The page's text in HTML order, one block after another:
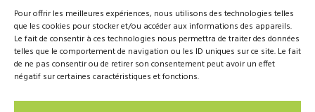
Pour offrir les meilleures expériences, nous utilisons des technologies telles
que les cookies pour stocker et/ou accéder aux informations des appareils.
Le fait de consentir à ces technologies nous permettra de traiter des données
telles que le comportement de navigation ou les ID uniques sur ce site. Le fait
de ne pas consentir ou de retirer son consentement peut avoir un effet
négatif sur certaines caractéristiques et fonctions.
210, rue Principale, Vallée-Jonction (Qc), G0S 3J0
418 389-8899info@novalie.ca
© 2016 Novalie Tous droits réservés –Politique de